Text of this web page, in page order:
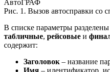
Рис. 1. Вызов автосправки со
В списке параметры
табличные, рейсовые и
содержит:
Заголовок – название
Имя – идентификатор,